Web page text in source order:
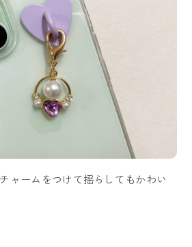
ャームをつけて揺らしてもかわい